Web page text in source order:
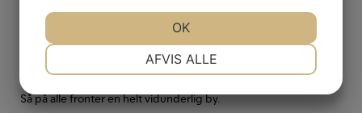
Flere af bygningerne stammer tilbage fra 1600-1700 tallet ,
som er med til at give området den helt særlige historiske
atmosfære.
Så på alle fronter en helt vidunderlig by.
AFVIS ALLE
OK